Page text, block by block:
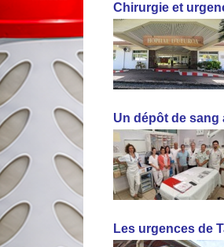
​Chirurgie et
Un dépôt de sang
Les urgences de